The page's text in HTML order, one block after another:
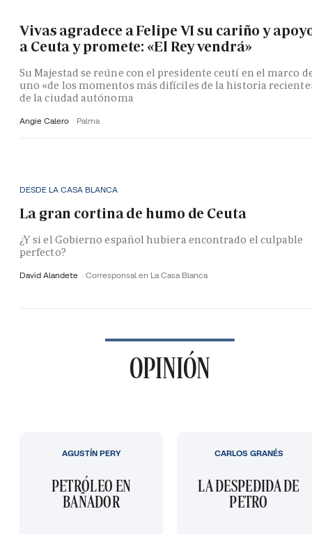
Vivas agradece a Felipe VI su cariño y
a Ceuta y promete: «El Rey vendrá»
Su Majestad se reúne con el presidente ceutí en el marco
uno «de los momentos más difíciles de la historia
de la ciudad autónoma
Angie Calero Palma
DESDE LA CASA BLANCA
La gran cortina de humo de Ceuta
¿Y si el Gobierno español hubiera encontrado el culpable
perfecto?
David Alandete Corresponsal en La Casa Blanca
OPINIÓN
PETRÓLEO EN
BAÑADOR
AGUSTÍN PERY
LA DESPEDIDA DE
PETRO
CARLOS GRANÉS